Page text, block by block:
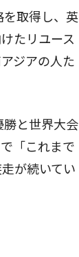
取得し、英
たリユース
ジアの人た
と世界大会
「これまで
が続いてい